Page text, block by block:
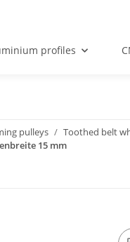
profiles
pulleys Toothed belt
15 mm